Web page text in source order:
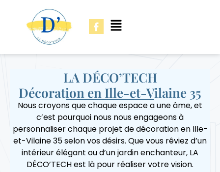
LA DÉCO’TECH
Décoration en Ille-et-Vilaine 35
Nous croyons que chaque espace a une âme, et
c’est pourquoi nous nous engageons à
personnaliser chaque projet de décoration en Ille-
et-Vilaine 35 selon vos désirs. Que vous rêviez d’un
intérieur élégant ou d’un jardin enchanteur, LA
DÉCO’TECH est là pour réaliser votre vision.